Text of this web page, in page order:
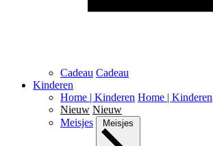
Cadeau Cadeau
Kinderen
Home | Kinderen Home | Kinderen
Nieuw Nieuw
Meisjes
Meisjes